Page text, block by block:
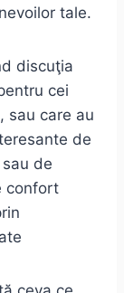
tale.
discuţia
cei
sau care au
de
de
confort